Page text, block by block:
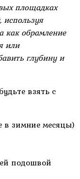
площадках
используя
как обрамление
или
глубину и
взять с
зимние месяцы)
подошвой